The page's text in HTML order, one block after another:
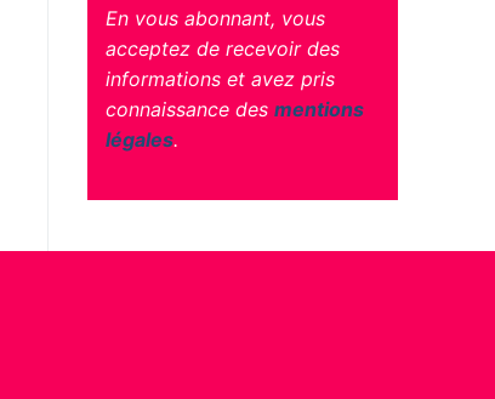
En vous abonnant, vous
acceptez de recevoir des
informations et avez pris
connaissance des mentions
légales.